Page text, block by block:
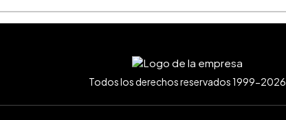
Todos los derechos reservados 1999-2026